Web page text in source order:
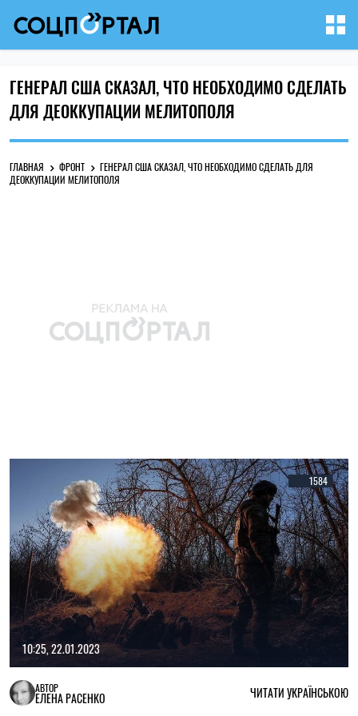
ГЕНЕРАЛ США СКАЗАЛ, ЧТО НЕОБХОДИМО СДЕЛАТЬ
ДЛЯ ДЕОККУПАЦИИ МЕЛИТОПОЛЯ
ГЛАВНАЯ ФРОНТ
ГЕНЕРАЛ США СКАЗАЛ, ЧТО НЕОБХОДИМО СДЕЛАТЬ ДЛЯ
ДЕОККУПАЦИИ МЕЛИТОПОЛЯ
1584
10:25, 22.01.2023
АВТОР
ЕЛЕНА РАСЕНКО ЧИТАТИ УКРАЇНСЬКОЮ